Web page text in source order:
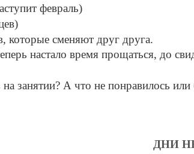
февраль)
которые сменяют друг друга.
настало время прощаться, до
занятии? А что не понравилось
ДНИ